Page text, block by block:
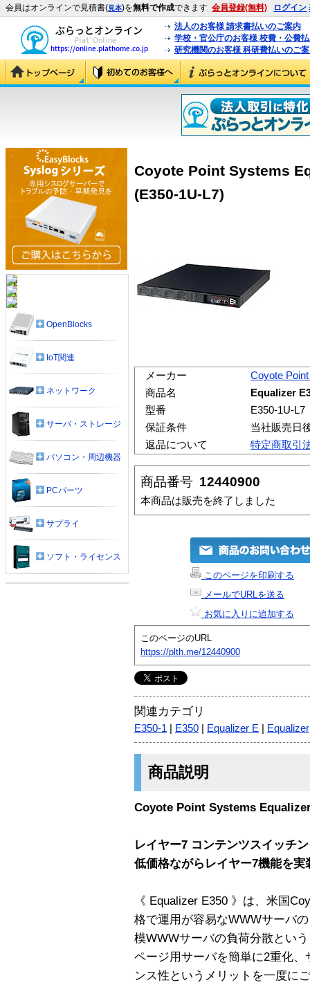
会員はオンラインで見積書(見本)を無料で作成できます 会員登録(無料) ログイン
法人のお客様 請求書払いのご案内
学校・官公庁のお客様 校費・公費
研究機関のお客様 科研費払いのご
Coyote Point Systems
(E350-1U-L7)
メーカー
Coyote
商品名
Equalizer
型番
E350-1U-L7
保証条件
当社販売日
返品について
特定商取引
商品番号 12440900
本商品は販売を終了しました
このページを印刷する
メールでURLを送る
お気に入りに追加する
このページのURL
https://plth.me/12440900
関連カテゴリ
E350-1 E350 Equalizer E Equalizer
商品説明
Coyote Point Systems
レイヤー7 コンテンツスイッチ
低価格ながらレイヤー7機能を実
《 Equalizer E350 》は、米国
格で運用が容易なWWWサーバ
模WWWサーバの負荷分散とい
ページ用サーバを簡単に2重化
ンス性というメリットを一度に
OpenBlocks
IoT関連
ネットワーク
サーバ・ストレージ
パソコン・周辺機器
PCパーツ
サプライ
ソフト・ライセンス